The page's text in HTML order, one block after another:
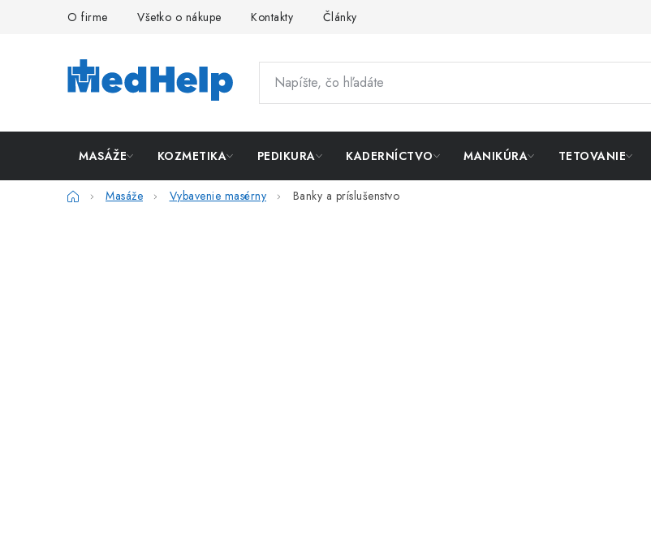
O firme Všetko o nákupe Kontakty Články
MASÁŽE KOZMETIKA PEDIKURA KADERNÍCTVO MANIKÚRA TETOVANIE
DomovMasáže Vybavenie masérny Banky a príslušenstvo